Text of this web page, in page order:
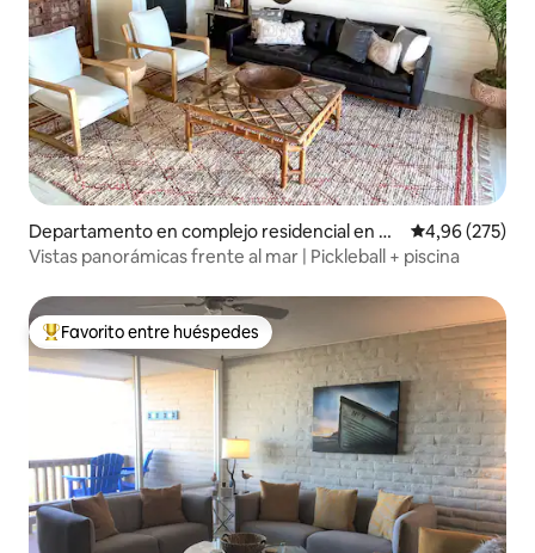
Departamento en complejo residencial en Po
rt Aransas
Calificación
4,96 (275)
Vistas panorámicas frente al mar | Pickleball + piscina
Favorito entre los huéspedes más destacados
Favorito entre huéspedes